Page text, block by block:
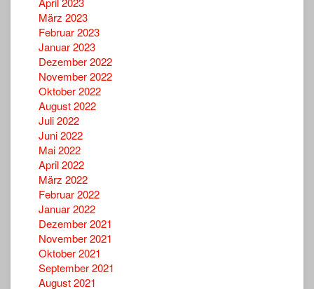
März 2023
Februar 2023
Januar 2023
Dezember 2022
November 2022
Oktober 2022
August 2022
Juli 2022
Juni 2022
Mai 2022
April 2022
März 2022
Februar 2022
Januar 2022
Dezember 2021
November 2021
Oktober 2021
September 2021
August 2021